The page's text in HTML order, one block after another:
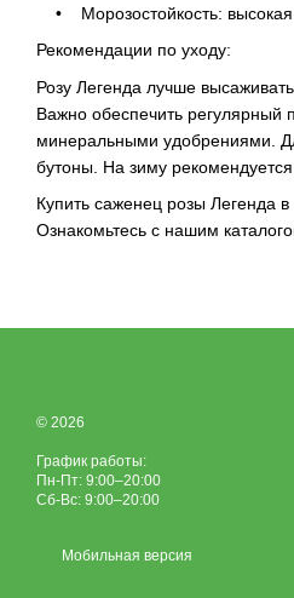
• Морозостойкость: высокая
Рекомендации по уходу:
Розу Легенда лучше
Важно обеспечить регулярный
минеральными удобрениями.
бутоны. На зиму
Купить саженец розы Легенда
Ознакомьтесь с нашим
© 2026
График работы:
Пн-Пт: 9:00–20:00
Сб-Вс: 9:00–20:00
Мобильная версия